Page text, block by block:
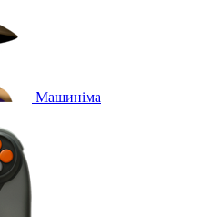
Машиніма